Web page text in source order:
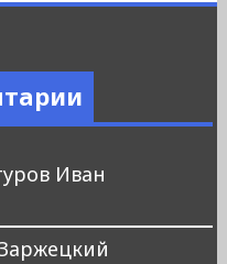
Иван